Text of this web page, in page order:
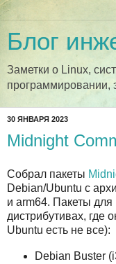
Блог
Заметки о Linux,
программировании,
30 ЯНВАРЯ 2023
Midnight
Собрал пакеты
Debian/Ubuntu с
и arm64. Пакеты для
дистрибутивах, где
Ubuntu есть не все):
Debian Buster